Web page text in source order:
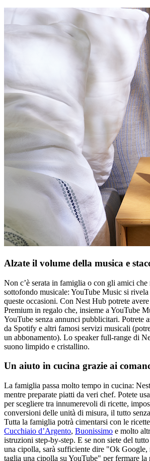
Alzate il volume della musica e
Non c’è serata in famiglia o con gli amici
sottofondo musicale: YouTube Music si
queste occasioni. Con Nest Hub potrete
Premium in regalo che, insieme a YouTube
YouTube senza annunci pubblicitari. Potrete
da Spotify e altri famosi servizi musicali
un abbonamento). Lo speaker full-range di
suono limpido e cristallino.
Un aiuto in cucina grazie ai
La famiglia passa molto tempo in cucina:
mentre preparate piatti da veri chef. Potete
per scegliere tra innumerevoli di ricette,
conversioni delle unità di misura, il tutto
Tutta la famiglia potrà cimentarsi con le
Cucchiaio d’Argento, Buonissimo e molto
istruzioni step-by-step. E se non siete del
una cipolla, sarà sufficiente dire "Ok Google,
taglia una cipolla su YouTube" per fermare la